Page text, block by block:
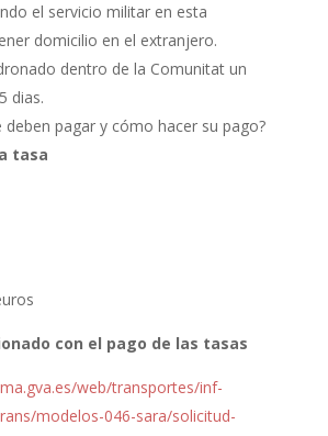
el servicio militar en esta
domicilio en el extranjero.
dentro de la Comunitat un
dias.
deben pagar y cómo hacer su pago?
tasa
con el pago de las tasas
web/transportes/inf-
modelos-046-sara/solicitud-